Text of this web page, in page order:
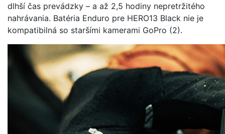
dlhší čas prevádzky – a až 2,5 hodiny nepretržitého
nahrávania. Batéria Enduro pre HERO13 Black nie je
kompatibilná so staršími kamerami GoPro (2).